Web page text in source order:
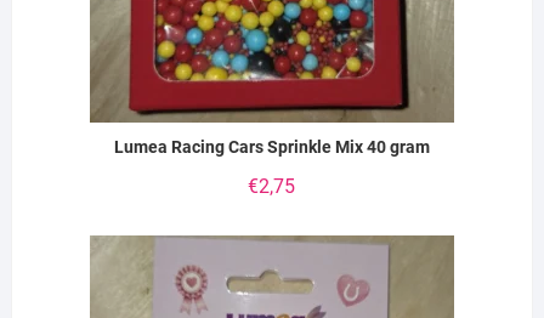
Lumea Racing Cars Sprinkle Mix 40 gram
€2,75